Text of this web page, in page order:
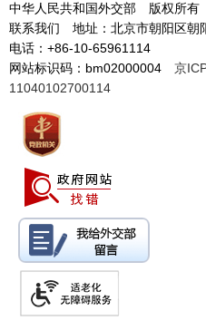
中华人民共和国外交部 版权所有
联系我们 地址：北京市朝阳区
电话：+86-10-65961114
网站标识码：bm02000004 京
11040102700114